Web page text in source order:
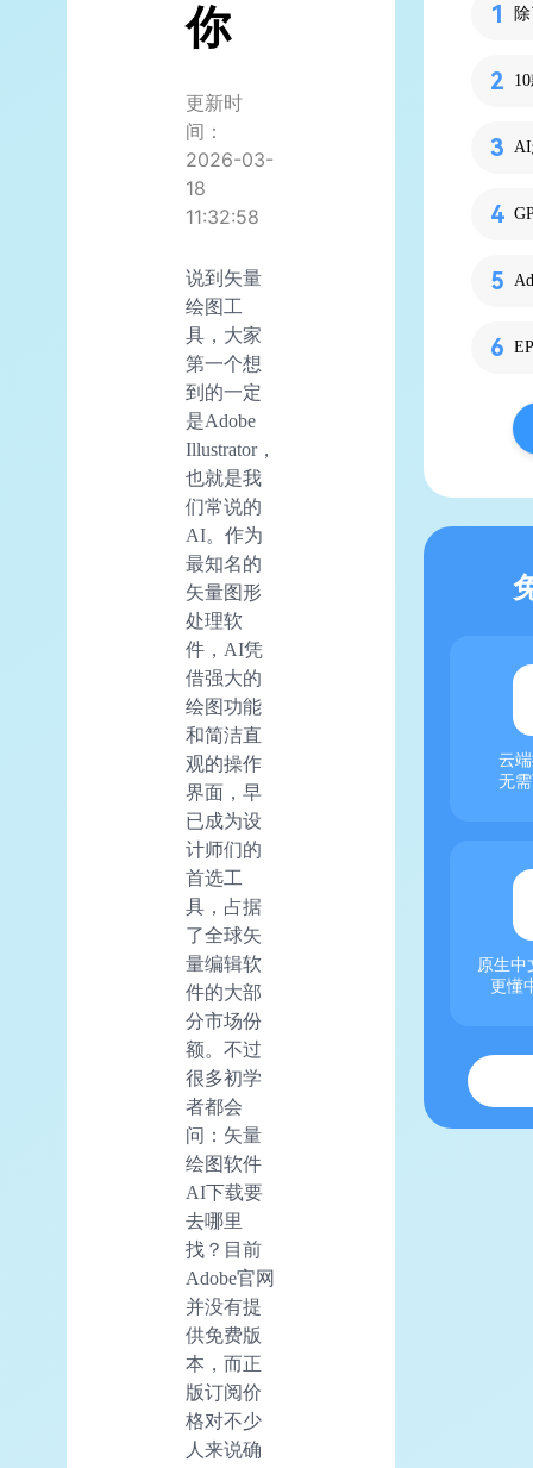
你
更新时
间：
2026-03-
18
11:32:58
说到矢量
绘图工
具，大家
第一个想
到的一定
是Adobe
Illustrator，
也就是我
们常说的
AI。作为
最知名的
矢量图形
处理软
件，AI凭
借强大的
绘图功能
和简洁直
观的操作
界面，早
已成为设
计师们的
首选工
具，占据
了全球矢
量编辑软
件的大部
分市场份
额。不过
很多初学
者都会
问：矢量
绘图软件
AI下载要
去哪里
找？目前
Adobe官网
并没有提
供免费版
本，而正
版订阅价
格对不少
人来说确
云
无
原生中
更懂